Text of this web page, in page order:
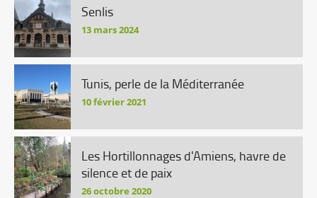
Senlis
13 mars 2024
Tunis, perle de la Méditerranée
10 février 2021
Les Hortillonnages d'Amiens, havre de
silence et de paix
26 octobre 2020